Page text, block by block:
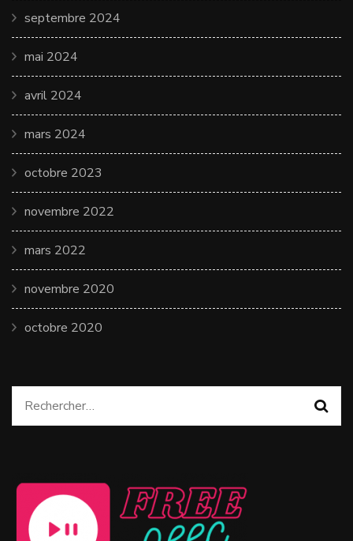
septembre 2024
mai 2024
avril 2024
mars 2024
octobre 2023
novembre 2022
mars 2022
novembre 2020
octobre 2020
Rechercher :